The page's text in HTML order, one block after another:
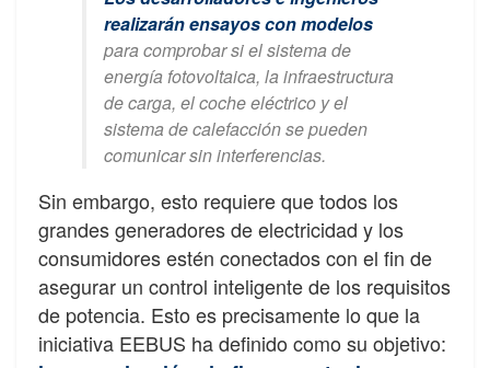
realizarán ensayos con modelos
para comprobar si el sistema de
energía fotovoltaica, la infraestructura
de carga, el coche eléctrico y el
sistema de calefacción se pueden
comunicar sin interferencias.
Sin embargo, esto requiere que todos los
grandes generadores de electricidad y los
consumidores estén conectados con el fin de
asegurar un control inteligente de los requisitos
de potencia. Esto es precisamente lo que la
iniciativa EEBUS ha definido como su objetivo: